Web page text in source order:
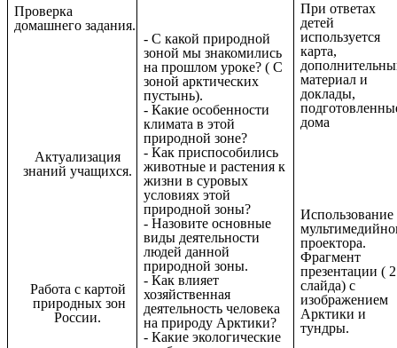
Проверка
домашнего задания.
Актуализация
знаний учащихся.
Работа с картой
природных зон
России.
- С какой природной
зоной мы знакомились
на прошлом уроке? ( С
зоной арктических
пустынь).
- Какие особенности
климата в этой
природной зоне?
- Как приспособились
животные и растения к
жизни в суровых
условиях этой
природной зоны?
- Назовите основные
виды деятельности
людей данной
природной зоны.
- Как влияет
хозяйственная
деятельность человека
на природу Арктики?
- Какие экологические
При ответах
детей
используется
карта,
материал и
доклады,
дома
Использование
проектора.
Фрагмент
презентации ( 2
слайда) с
изображением
Арктики и
тундры.